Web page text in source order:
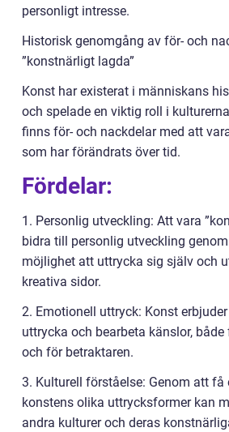
personligt intresse.
Historisk genomgång av för- och
”konstnärligt lagda”
Konst har existerat i människans
och spelade en viktig roll i
finns för- och nackdelar med att
som har förändrats över tid.
Fördelar:
1. Personlig utveckling: Att vara
bidra till personlig utveckling
möjlighet att uttrycka sig själv och
kreativa sidor.
2. Emotionell uttryck: Konst
uttrycka och bearbeta känslor,
och för betraktaren.
3. Kulturell förståelse: Genom att få
konstens olika uttrycksformer kan
andra kulturer och deras